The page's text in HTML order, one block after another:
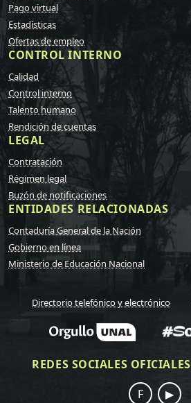
Pago virtual
Estadísticas
Ofertas de empleo
CONTROL INTERNO
Calidad
Control interno
Talento humano
Rendición de cuentas
LEGAL
Contratación
Régimen legal
Buzón de notificaciones
ENTIDADES RELACIONADAS
Contaduría General de la Nación
Gobierno en línea
Ministerio de Educación Nacional
Directorio telefónico y electrónico
REDES SOCIALES OFICIALES
F
▶